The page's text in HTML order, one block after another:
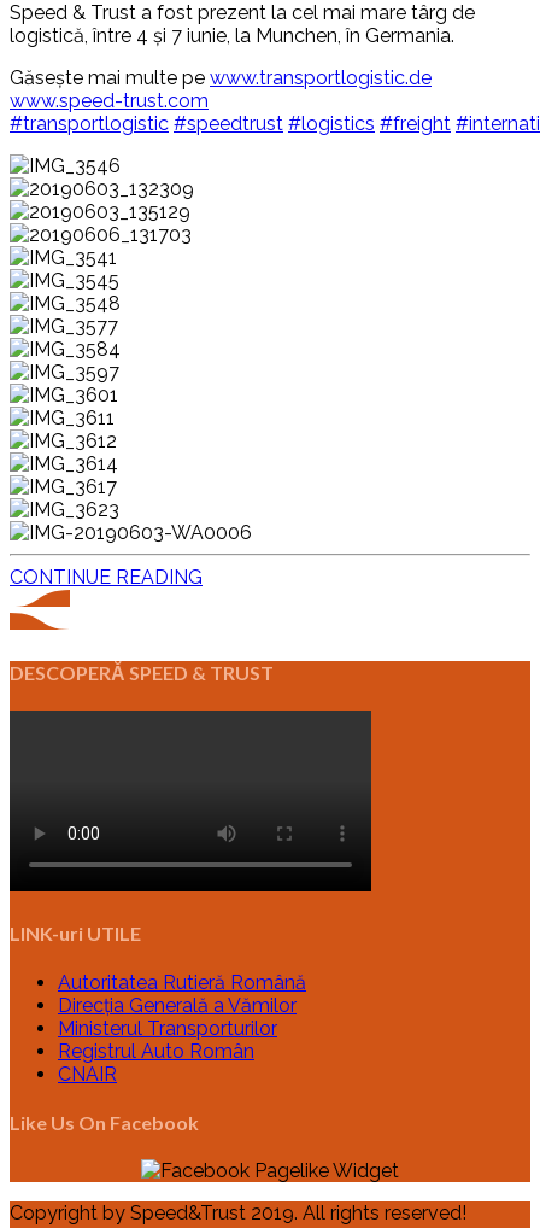
Speed ​​& Trust a fost prezent la cel mai mare târg de
logistică, între 4 și 7 iunie, la Munchen, în Germania.
Găseşte mai multe pe www.transportlogistic.de
www.speed-trust.com
#transportlogistic #speedtrust #logistics #freight #
CONTINUE READING
DESCOPERĂ SPEED & TRUST
LINK-uri UTILE
Autoritatea Rutieră Română
Direcția Generală a Vămilor
Ministerul Transporturilor
Registrul Auto Român
CNAIR
Like Us On Facebook
Copyright by Speed&Trust 2019. All rights reserved!